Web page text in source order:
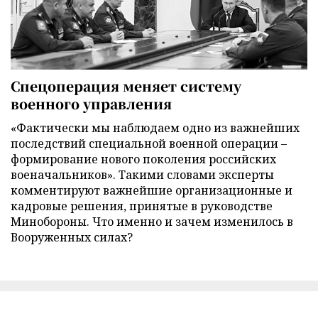
Спецоперация меняет систему
военного управления
«Фактически мы наблюдаем одно из важнейших
последствий специальной военной операции –
формирование нового поколения российских
военачальников». Такими словами эксперты
комментируют важнейшие организационные и
кадровые решения, принятые в руководстве
Минобороны. Что именно и зачем изменилось в
Вооруженных силах?